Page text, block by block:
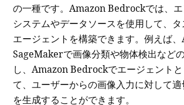
の一種です。Amazon Bedrockでは、
システムやデータソースを使用して、
エージェントを構築できます。例えば
SageMakerで画像分類や物体検出など
し、Amazon Bedrockでエージェント
て、ユーザーからの画像入力に対して
を生成することができます。